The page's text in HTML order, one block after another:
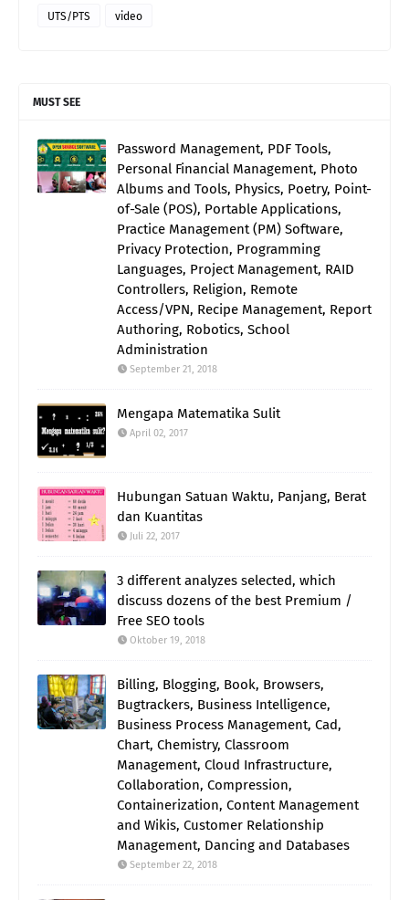
UTS/PTS video
MUST SEE
Password Management, PDF Tools,
Personal Financial Management, Photo
Albums and Tools, Physics, Poetry, Point-
of-Sale (POS), Portable Applications,
Practice Management (PM) Software,
Privacy Protection, Programming
Languages, Project Management, RAID
Controllers, Religion, Remote
Access/VPN, Recipe Management, Report
Authoring, Robotics, School
Administration
September 21, 2018
Mengapa Matematika Sulit
April 02, 2017
Hubungan Satuan Waktu, Panjang, Berat
dan Kuantitas
Juli 22, 2017
3 different analyzes selected, which
discuss dozens of the best Premium /
Free SEO tools
Oktober 19, 2018
Billing, Blogging, Book, Browsers,
Bugtrackers, Business Intelligence,
Business Process Management, Cad,
Chart, Chemistry, Classroom
Management, Cloud Infrastructure,
Collaboration, Compression,
Containerization, Content Management
and Wikis, Customer Relationship
Management, Dancing and Databases
September 22, 2018